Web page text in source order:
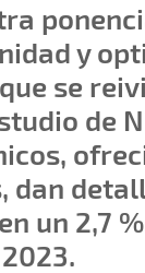
y
se
de
dan
un 2,7